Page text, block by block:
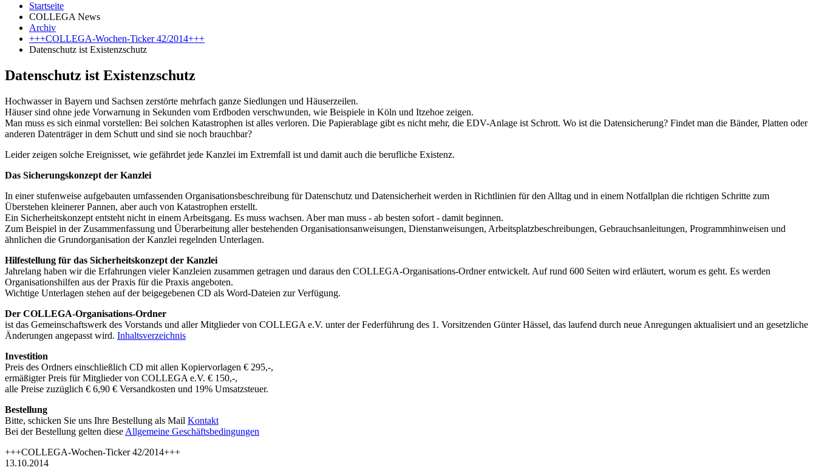
Startseite
COLLEGA News
Archiv
+++COLLEGA-Wochen-Ticker 42/2014+++
Datenschutz ist Existenzschutz
Datenschutz ist Existenzschutz
Hochwasser in Bayern und Sachsen zerstörte mehrfach ganze Siedlungen und Häuserzeilen.
Häuser sind ohne jede Vorwarnung in Sekunden vom Erdboden verschwunden, wie Beispiele in Köln und Itzehoe zeigen.
Man muss es sich einmal vorstellen: Bei solchen Katastrophen ist alles verloren. Die Papierablage gibt es nicht mehr, die EDV-Anlage ist Schrott. Wo ist die Datensicherung? Findet man die Bänder, Platten oder
anderen Datenträger in dem Schutt und sind sie noch brauchbar?
Leider zeigen solche Ereignisset, wie gefährdet jede Kanzlei im Extremfall ist und damit auch die berufliche Existenz.
Das Sicherungskonzept der Kanzlei
In einer stufenweise aufgebauten umfassenden Organisationsbeschreibung für Datenschutz und Datensicherheit werden in Richtlinien für den Alltag und in einem Notfallplan die richtigen Schritte zum
Überstehen kleinerer Pannen, aber auch von Katastrophen erstellt.
Ein Sicherheitskonzept entsteht nicht in einem Arbeitsgang. Es muss wachsen. Aber man muss - ab besten sofort - damit beginnen.
Zum Beispiel in der Zusammenfassung und Überarbeitung aller bestehenden Organisationsanweisungen, Dienstanweisungen, Arbeitsplatzbeschreibungen, Gebrauchsanleitungen, Programmhinweisen und
ähnlichen die Grundorganisation der Kanzlei regelnden Unterlagen.
Hilfestellung für das Sicherheitskonzept der Kanzlei
Jahrelang haben wir die Erfahrungen vieler Kanzleien zusammen getragen und daraus den COLLEGA-Organisations-Ordner entwickelt. Auf rund 600 Seiten wird erläutert, worum es geht. Es werden
Organisationshilfen aus der Praxis für die Praxis angeboten.
Wichtige Unterlagen stehen auf der beigegebenen CD als Word-Dateien zur Verfügung.
Der COLLEGA-Organisations-Ordner
ist das Gemeinschaftswerk des Vorstands und aller Mitglieder von COLLEGA e.V. unter der Federführung des 1. Vorsitzenden Günter Hässel, das laufend durch neue Anregungen aktualisiert und an gesetzliche
Änderungen angepasst wird. Inhaltsverzeichnis
Investition
Preis des Ordners einschließlich CD mit allen Kopiervorlagen € 295,-,
ermäßigter Preis für Mitglieder von COLLEGA e.V. € 150,-,
alle Preise zuzüglich € 6,90 € Versandkosten und 19% Umsatzsteuer.
Bestellung
Bitte, schicken Sie uns Ihre Bestellung als Mail Kontakt
Bei der Bestellung gelten diese Allgemeine Geschäftsbedingungen
+++COLLEGA-Wochen-Ticker 42/2014+++
13.10.2014